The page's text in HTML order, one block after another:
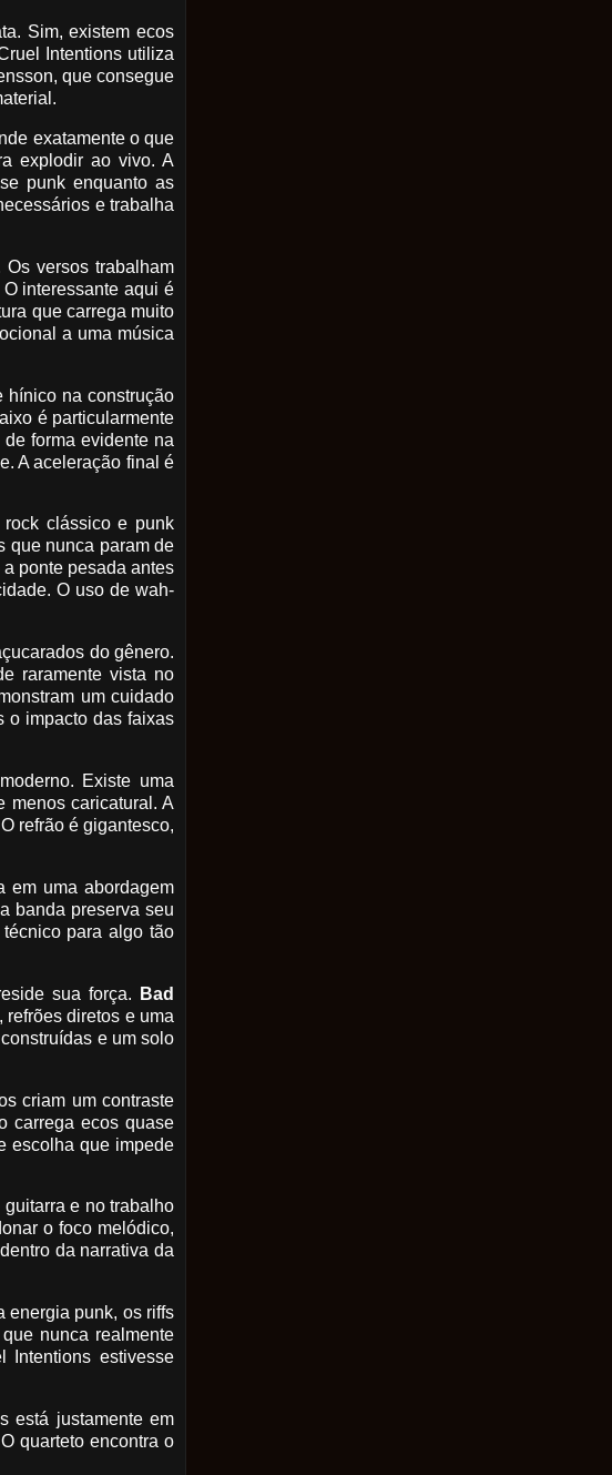
Sim, existem ecos
Intentions utiliza
que consegue
exatamente o que
explodir ao vivo. A
punk enquanto as
e trabalha
versos trabalham
interessante aqui é
que carrega muito
a uma música
hínico na construção
é particularmente
forma evidente na
A aceleração final é
clássico e punk
que nunca param de
ponte pesada antes
O uso de wah-
do gênero.
raramente vista no
um cuidado
o impacto das faixas
Existe uma
menos caricatural. A
refrão é gigantesco,
em uma abordagem
banda preserva seu
para algo tão
sua força.
Bad
diretos e uma
e um solo
criam um contraste
carrega ecos quase
escolha que impede
e no trabalho
o foco melódico,
da narrativa da
energia punk, os riffs
nunca realmente
Intentions estivesse
está justamente em
quarteto encontra o